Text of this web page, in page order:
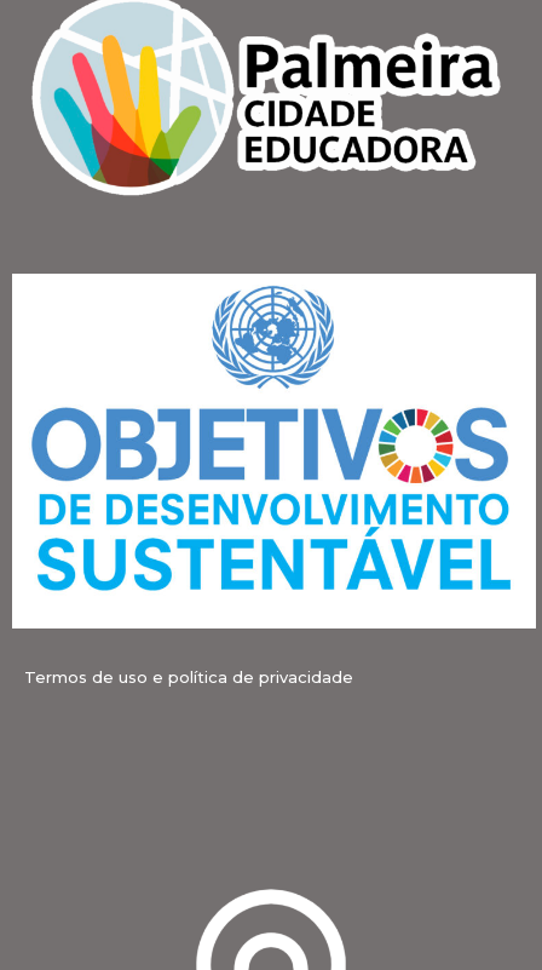
Termos de uso e política de privacidade